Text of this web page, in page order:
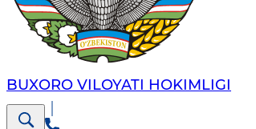
BUXORO VILOYATI HOKIMLIGI